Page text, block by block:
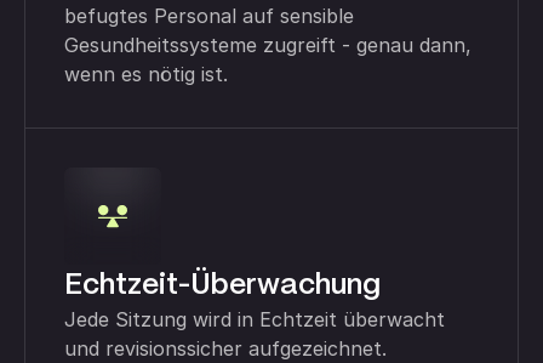
befugtes Personal auf sensible
Gesundheitssysteme zugreift - genau dann,
wenn es nötig ist.
Echtzeit-Überwachung
Jede Sitzung wird in Echtzeit überwacht
und revisionssicher aufgezeichnet.